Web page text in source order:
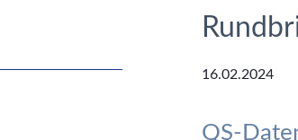
16.02.2024
QS-